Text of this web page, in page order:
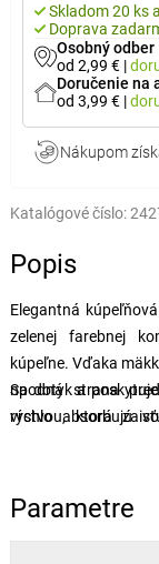
Skladom 20 ks
Doprava
Osobný odber
od 2,99 € |
Doručenie na
od 3,99 € |
Nákupom
Katalógové číslo:
Popis
Elegantná
zelenej farebnej
kúpeľne. Vďaka
na dotyk a
rýchlo absorbujú
Spodná strana
vrstvou, ktorá
sa ľahko udržuje,
Parametre